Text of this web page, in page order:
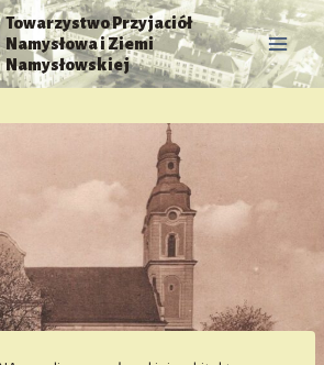
Towarzystwo Przyjaciół
Namysłowa i Ziemi
Namysłowskiej